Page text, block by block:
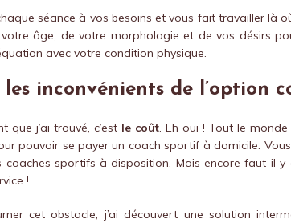
séance à vos besoins et vous fait travailler là
âge, de votre morphologie et de vos désirs
avec votre condition physique.
inconvénients de l’option
que j’ai trouvé, c’est le coût. Eh oui ! Tout le monde
pouvoir se payer un coach sportif à domicile.
sportifs à disposition. Mais encore faut-il
!
cet obstacle, j’ai découvert une solution